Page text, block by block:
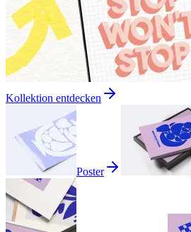
Kollektion entdecken
Poster